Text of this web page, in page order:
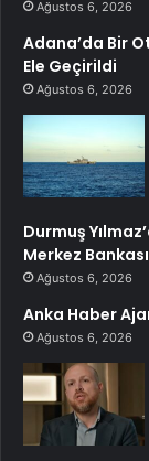
Ağustos 6, 2026
Adana’da Bir
Ele Geçirildi
Ağustos 6, 2026
Durmuş
Merkez
Ağustos 6, 2026
Anka Haber
Ağustos 6, 2026